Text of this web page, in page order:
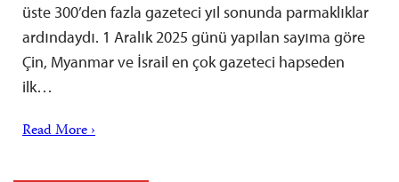
üste 300’den fazla gazeteci yıl sonunda parmaklıklar
ardındaydı. 1 Aralık 2025 günü yapılan sayıma göre
Çin, Myanmar ve İsrail en çok gazeteci hapseden
ilk…
Read More ›